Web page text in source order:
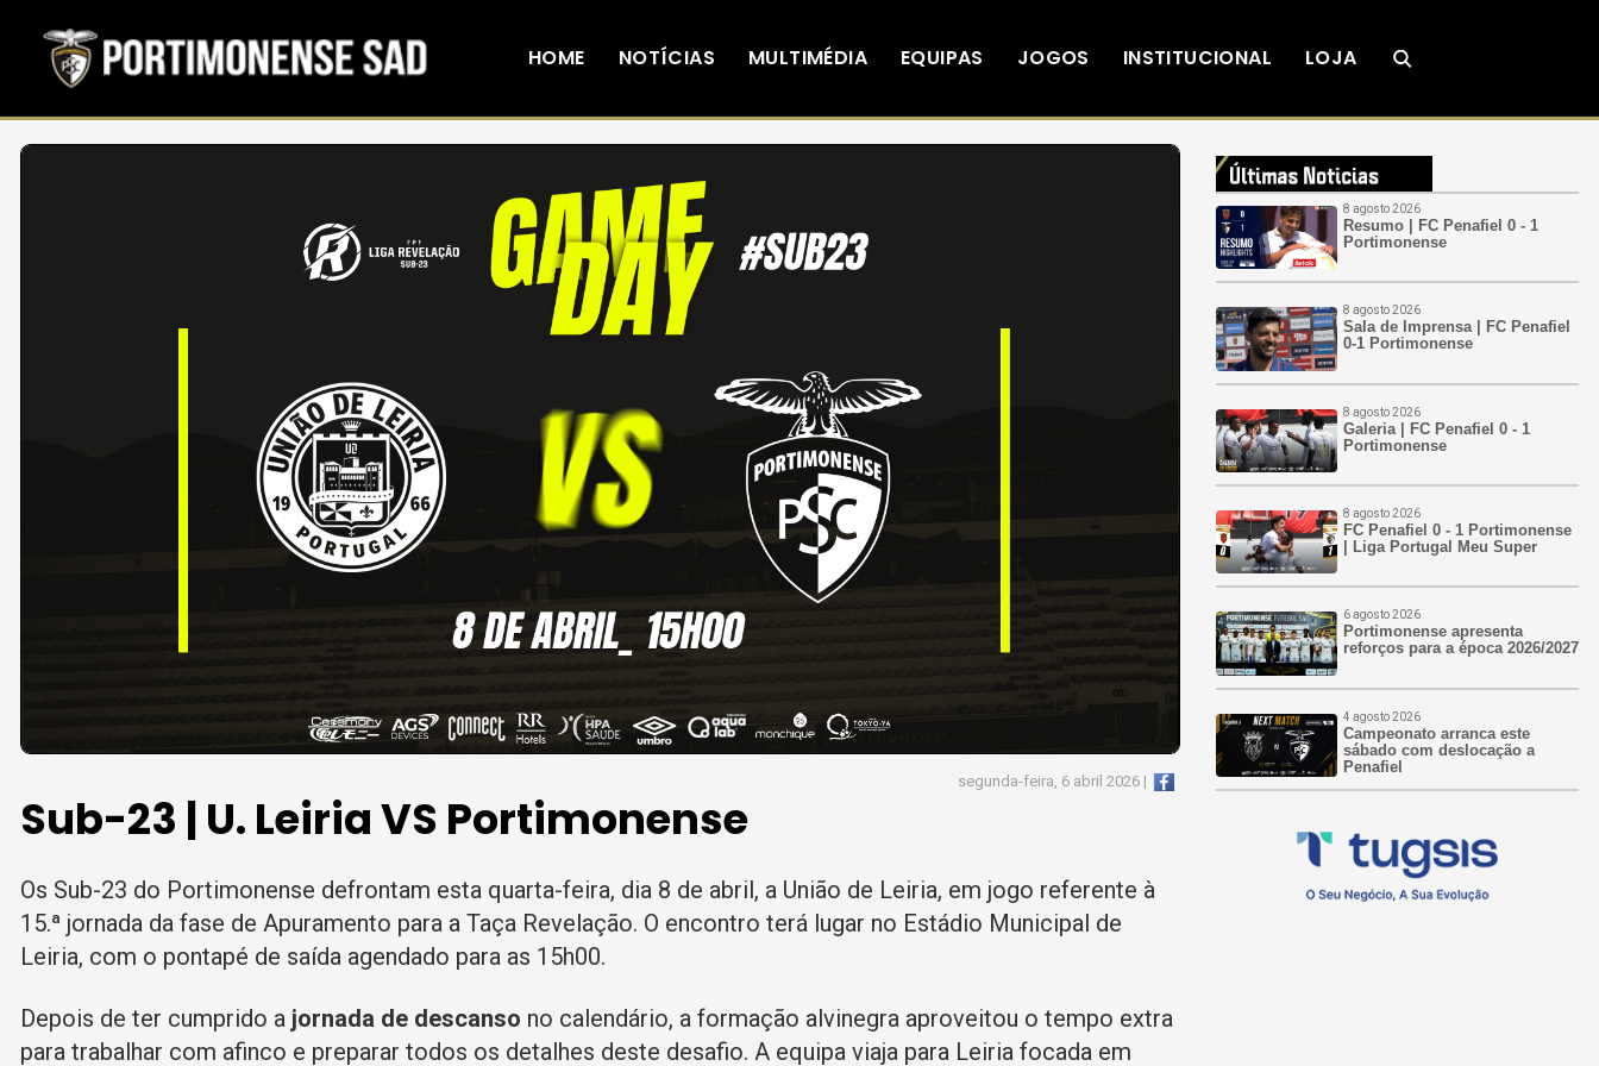
HOME NOTÍCIAS MULTIMÉDIA EQUIPAS JOGOS INSTITUCIONAL LOJA
segunda-feira, 6 abril 2026 |
Sub-23 | U. Leiria VS Portimonense
Os Sub-23 do Portimonense defrontam esta quarta-feira, dia 8 de abril, a União de Leiria, em jogo referente à
15.ª jornada da fase de Apuramento para a Taça Revelação. O encontro terá lugar no Estádio Municipal de
Leiria, com o pontapé de saída agendado para as 15h00.
Depois de ter cumprido a jornada de descanso no calendário, a formação alvinegra aproveitou o tempo extra
para trabalhar com afinco e preparar todos os detalhes deste desafio. A equipa viaja para Leiria focada em
8 agosto 2026
Resumo | FC Penafiel 0 - 1
Portimonense
8 agosto 2026
Sala de Imprensa | FC Penafiel
0-1 Portimonense
8 agosto 2026
Galeria | FC Penafiel 0 - 1
Portimonense
8 agosto 2026
FC Penafiel 0 - 1 Portimonense
| Liga Portugal Meu Super
6 agosto 2026
Portimonense apresenta
reforços para a época 2026/2027
4 agosto 2026
Campeonato arranca este
sábado com deslocação a
Penafiel